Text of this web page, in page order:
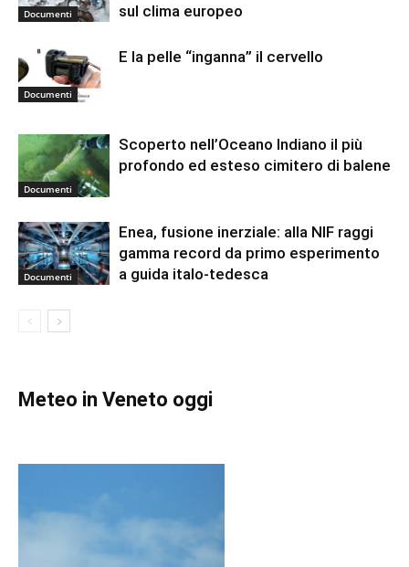
Documenti
sul clima europeo
Documenti
E la pelle “inganna” il cervello
Documenti
Scoperto nell’Oceano Indiano il più
profondo ed esteso cimitero di balene
Documenti
Enea, fusione inerziale: alla NIF raggi
gamma record da primo esperimento
a guida italo-tedesca
Meteo in Veneto oggi